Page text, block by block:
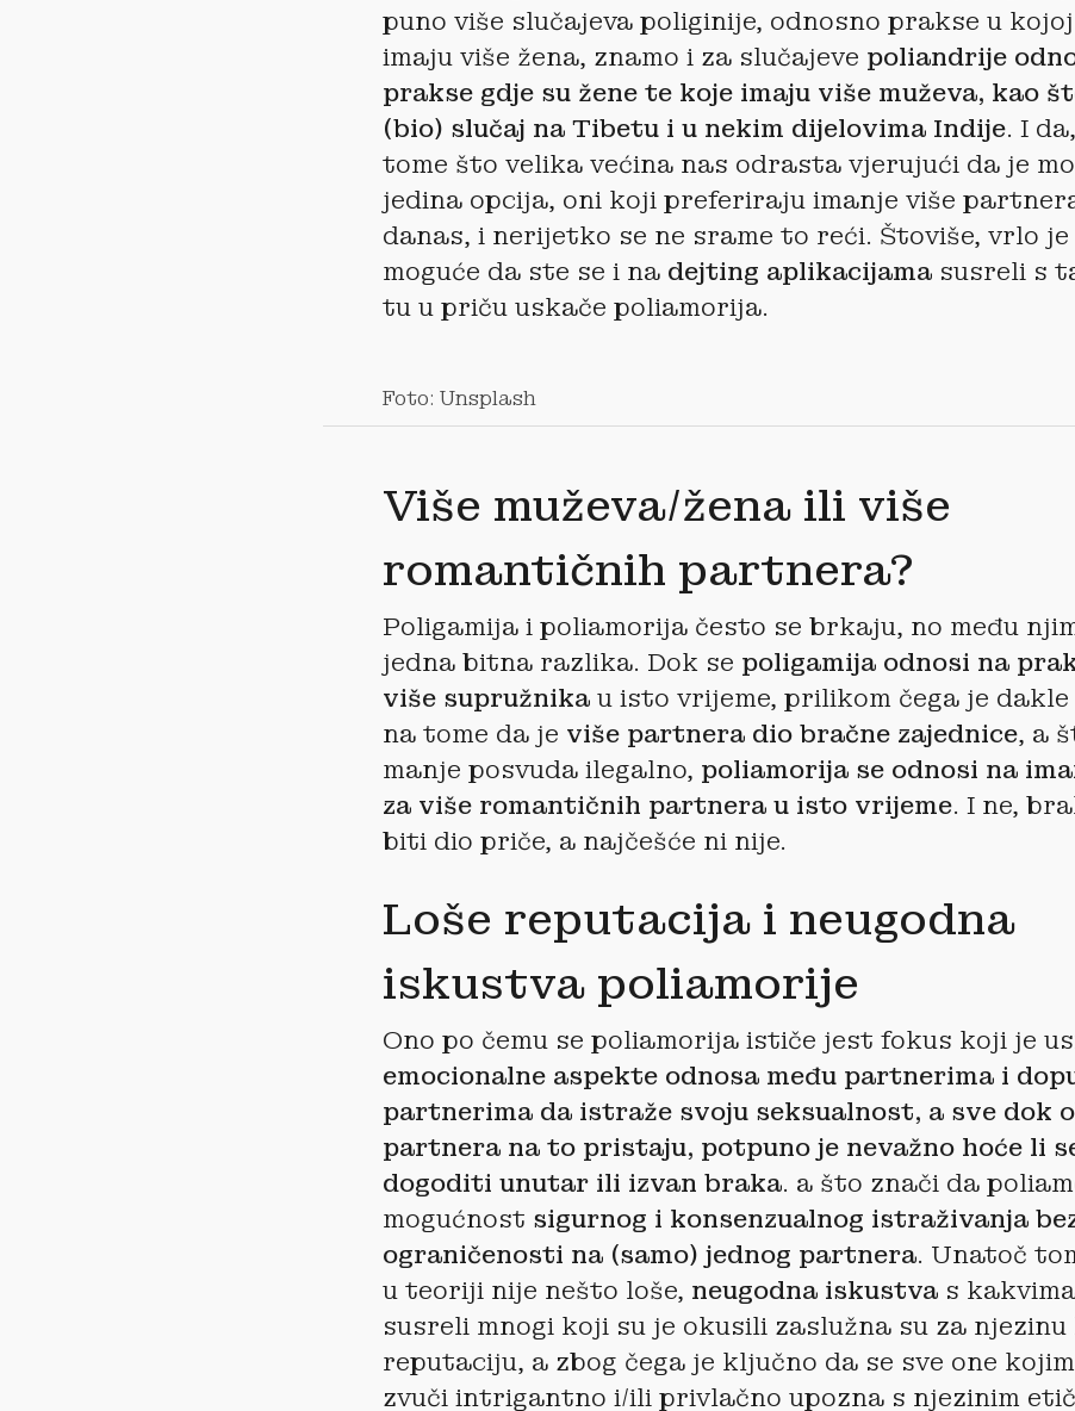
puno više slučajeva poliginije, odnosno prakse u
imaju više žena, znamo i za slučajeve poliandrije
prakse gdje su žene te koje imaju više muževa, kao
(bio) slučaj na Tibetu i u nekim dijelovima Indije. I
tome što velika većina nas odrasta vjerujući da je
jedina opcija, oni koji preferiraju imanje više
danas, i nerijetko se ne srame to reći. Štoviše, vrlo
moguće da ste se i na dejting aplikacijama susreli s
tu u priču uskače poliamorija.
Foto: Unsplash
Više muževa/žena ili više
romantičnih partnera?
Poligamija i poliamorija često se brkaju, no među
jedna bitna razlika. Dok se poligamija odnosi na
više supružnika u isto vrijeme, prilikom čega je
na tome da je više partnera dio bračne zajednice, a
manje posvuda ilegalno, poliamorija se odnosi na
za više romantičnih partnera u isto vrijeme. I ne,
biti dio priče, a najčešće ni nije.
Loše reputacija i neugodna
iskustva poliamorije
Ono po čemu se poliamorija ističe jest fokus koji je
emocionalne aspekte odnosa među partnerima i
partnerima da istraže svoju seksualnost, a sve dok
partnera na to pristaju, potpuno je nevažno hoće li
dogoditi unutar ili izvan braka. a što znači da
mogućnost sigurnog i konsenzualnog istraživanja
ograničenosti na (samo) jednog partnera. Unatoč
u teoriji nije nešto loše, neugodna iskustva s
susreli mnogi koji su je okusili zaslužna su za njezinu
reputaciju, a zbog čega je ključno da se sve one
zvuči intrigantno i/ili privlačno upozna s njezinim